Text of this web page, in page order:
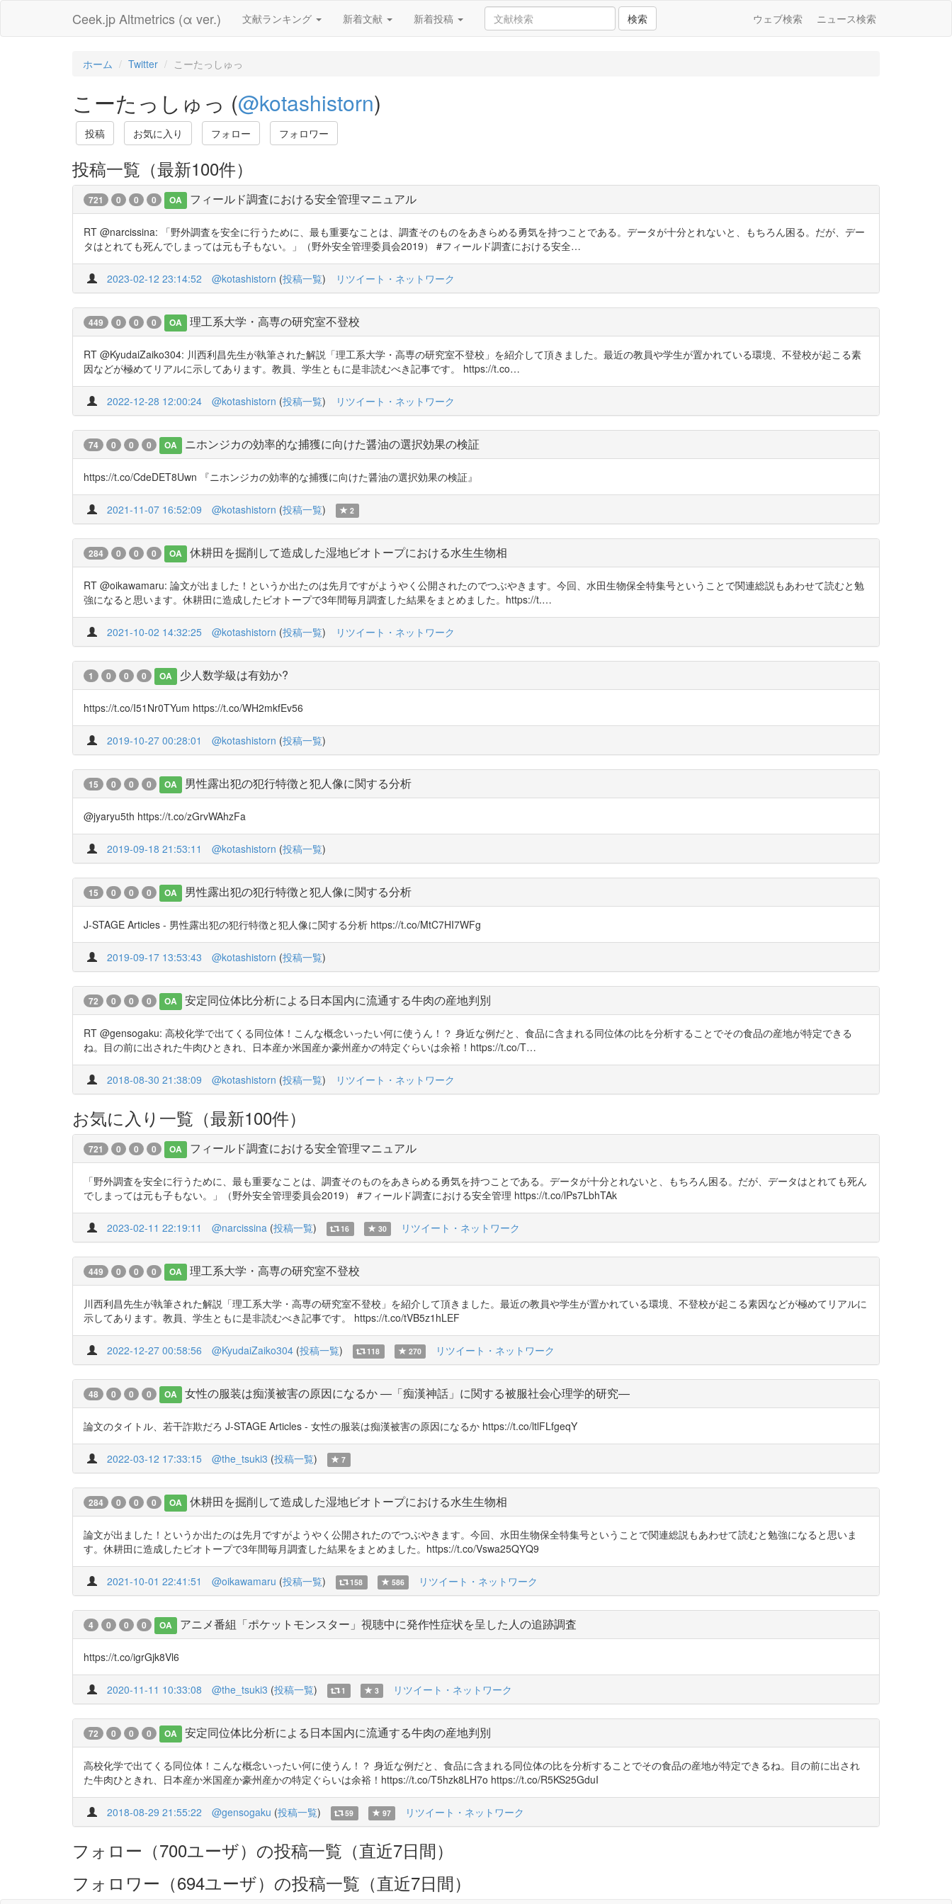
Ceek.jp Altmetrics (α ver.) 文献ランキング 新着文献 新着投稿 検索 ウェブ検索 ニュース検索
ホーム Twitter こーたっしゅっ
こーたっしゅっ (@kotashistorn)
投稿 お気に入り フォロー フォロワー
投稿一覧（最新100件）
721 0 0 0 OA フィールド調査における安全管理マニュアル
RT @narcissina: 「野外調査を安全に行うために、最も重要なことは、調査そのものをあきらめる勇気を持つことである。データが十分とれないと、もちろん困る。だが、デー
タはとれても死んでしまっては元も子もない。」（野外安全管理委員会2019） #フィールド調査における安全…
2023-02-12 23:14:52 @kotashistorn (投稿一覧) リツイート・ネットワーク
449 0 0 0 OA 理工系大学・高専の研究室不登校
RT @KyudaiZaiko304: 川西利昌先生が執筆された解説「理工系大学・高専の研究室不登校」を紹介して頂きました。最近の教員や学生が置かれている環境、不登校が起こる素
因などが極めてリアルに示してあります。教員、学生ともに是非読むべき記事です。 https://t.co…
2022-12-28 12:00:24 @kotashistorn (投稿一覧) リツイート・ネットワーク
74 0 0 0 OA ニホンジカの効率的な捕獲に向けた醤油の選択効果の検証
https://t.co/CdeDET8Uwn 『ニホンジカの効率的な捕獲に向けた醤油の選択効果の検証』
2021-11-07 16:52:09 @kotashistorn (投稿一覧) 2
284 0 0 0 OA 休耕田を掘削して造成した湿地ビオトープにおける水生生物相
RT @oikawamaru: 論文が出ました！というか出たのは先月ですがようやく公開されたのでつぶやきます。今回、水田生物保全特集号ということで関連総説もあわせて読むと勉
強になると思います。休耕田に造成したビオトープで3年間毎月調査した結果をまとめました。https://t.…
2021-10-02 14:32:25 @kotashistorn (投稿一覧) リツイート・ネットワーク
1 0 0 0 OA 少人数学級は有効か?
https://t.co/I51Nr0TYum https://t.co/WH2mkfEv56
2019-10-27 00:28:01 @kotashistorn (投稿一覧)
15 0 0 0 OA 男性露出犯の犯行特徴と犯人像に関する分析
@jyaryu5th https://t.co/zGrvWAhzFa
2019-09-18 21:53:11 @kotashistorn (投稿一覧)
15 0 0 0 OA 男性露出犯の犯行特徴と犯人像に関する分析
J-STAGE Articles - 男性露出犯の犯行特徴と犯人像に関する分析 https://t.co/MtC7HI7WFg
2019-09-17 13:53:43 @kotashistorn (投稿一覧)
72 0 0 0 OA 安定同位体比分析による日本国内に流通する牛肉の産地判別
RT @gensogaku: 高校化学で出てくる同位体！こんな概念いったい何に使うん！？ 身近な例だと、食品に含まれる同位体の比を分析することでその食品の産地が特定できる
ね。目の前に出された牛肉ひときれ、日本産か米国産か豪州産かの特定ぐらいは余裕！https://t.co/T…
2018-08-30 21:38:09 @kotashistorn (投稿一覧) リツイート・ネットワーク
お気に入り一覧（最新100件）
721 0 0 0 OA フィールド調査における安全管理マニュアル
「野外調査を安全に行うために、最も重要なことは、調査そのものをあきらめる勇気を持つことである。データが十分とれないと、もちろん困る。だが、データはとれても死ん
でしまっては元も子もない。」（野外安全管理委員会2019） #フィールド調査における安全管理 https://t.co/lPs7LbhTAk
2023-02-11 22:19:11 @narcissina (投稿一覧) 16 30 リツイート・ネットワーク
449 0 0 0 OA 理工系大学・高専の研究室不登校
川西利昌先生が執筆された解説「理工系大学・高専の研究室不登校」を紹介して頂きました。最近の教員や学生が置かれている環境、不登校が起こる素因などが極めてリアルに
示してあります。教員、学生ともに是非読むべき記事です。 https://t.co/tVB5z1hLEF
2022-12-27 00:58:56 @KyudaiZaiko304 (投稿一覧) 118 270 リツイート・ネットワーク
48 0 0 0 OA 女性の服装は痴漢被害の原因になるか ―「痴漢神話」に関する被服社会心理学的研究―
論文のタイトル、若干詐欺だろ J-STAGE Articles - 女性の服装は痴漢被害の原因になるか https://t.co/ltlFLfgeqY
2022-03-12 17:33:15 @the_tsuki3 (投稿一覧) 7
284 0 0 0 OA 休耕田を掘削して造成した湿地ビオトープにおける水生生物相
論文が出ました！というか出たのは先月ですがようやく公開されたのでつぶやきます。今回、水田生物保全特集号ということで関連総説もあわせて読むと勉強になると思いま
す。休耕田に造成したビオトープで3年間毎月調査した結果をまとめました。https://t.co/Vswa25QYQ9
2021-10-01 22:41:51 @oikawamaru (投稿一覧) 158 586 リツイート・ネットワーク
4 0 0 0 OA アニメ番組「ポケットモンスター」視聴中に発作性症状を呈した人の追跡調査
https://t.co/igrGjk8Vl6
2020-11-11 10:33:08 @the_tsuki3 (投稿一覧) 1 3 リツイート・ネットワーク
72 0 0 0 OA 安定同位体比分析による日本国内に流通する牛肉の産地判別
高校化学で出てくる同位体！こんな概念いったい何に使うん！？ 身近な例だと、食品に含まれる同位体の比を分析することでその食品の産地が特定できるね。目の前に出され
た牛肉ひときれ、日本産か米国産か豪州産かの特定ぐらいは余裕！https://t.co/T5hzk8LH7o https://t.co/R5KS25GduI
2018-08-29 21:55:22 @gensogaku (投稿一覧) 59 97 リツイート・ネットワーク
フォロー（700ユーザ）の投稿一覧（直近7日間）
フォロワー（694ユーザ）の投稿一覧（直近7日間）